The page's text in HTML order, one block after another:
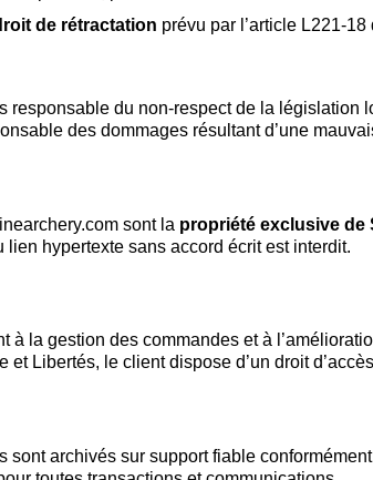
de rétractation prévu par l’article L221-
responsable du non-respect de la législation
des dommages résultant d’une
sont la propriété exclusive de
hypertexte sans accord écrit est interdit.
à la gestion des commandes et à
Libertés, le client dispose d’un droit
sont archivés sur support fiable